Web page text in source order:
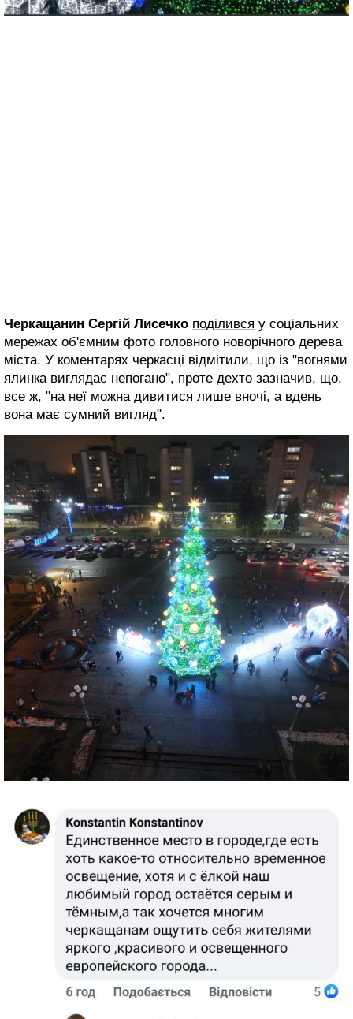
Черкащанин Сергій Лисечко поділився у соціальних
мережах об'ємним фото головного новорічного дерева
міста. У коментарях черкасці відмітили, що із "вогнями
ялинка виглядає непогано", проте дехто зазначив, що,
все ж, "на неї можна дивитися лише вночі, а вдень
вона має сумний вигляд".